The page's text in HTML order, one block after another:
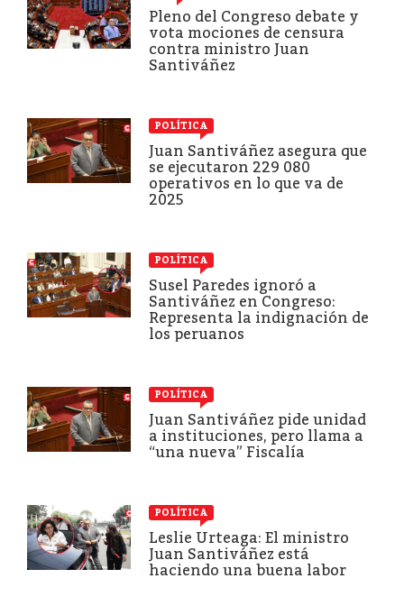
Pleno del Congreso debate y
vota mociones de censura
contra ministro Juan
Santiváñez
POLÍTICA
Juan Santiváñez asegura que
se ejecutaron 229 080
operativos en lo que va de
2025
POLÍTICA
Susel Paredes ignoró a
Santiváñez en Congreso:
Representa la indignación de
los peruanos
POLÍTICA
Juan Santiváñez pide unidad
a instituciones, pero llama a
“una nueva” Fiscalía
POLÍTICA
Leslie Urteaga: El ministro
Juan Santiváñez está
haciendo una buena labor